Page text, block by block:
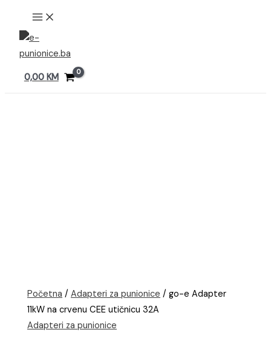
Preskoči
sadržaj
MAIN
MENU
0,00 KM
Početna /Adapteri za punionice / go-e Adapter
11kW na crvenu CEE utičnicu 32A
Adapteri za punionice